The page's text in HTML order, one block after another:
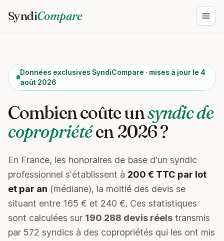
SyndiCompare
Données exclusives SyndiCompare · mises à jour le 4
août 2026
Combien coûte unsyndic de
copropriétéen 2026 ?
En France, les honoraires de base d'un syndic
professionnel s'établissent à 200 € TTC par lot
et par an (médiane), la moitié des devis se
situant entre 165 € et 240 €. Ces statistiques
sont calculées sur 190 288 devis réels transmis
par 572 syndics à des copropriétés qui les ont mis